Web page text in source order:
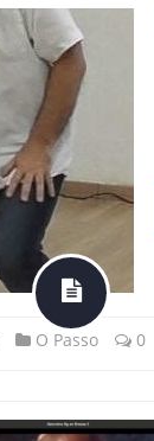
O Passo 0